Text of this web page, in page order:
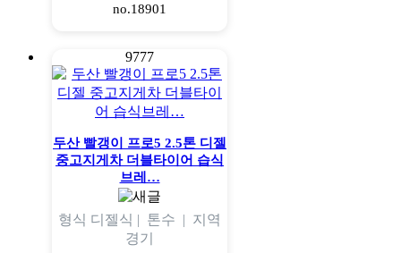
no.18901
9777
두산 빨갱이 프로5 2.5톤 디젤
중고지게차 더블타이어 습식
브레…
형식 디젤식 | 톤수 | 지역
경기